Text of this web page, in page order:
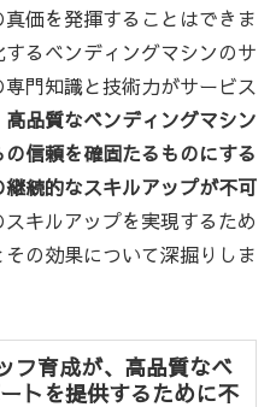
価を発揮することはできま
るベンディングマシンのサ
門知識と技術力がサービス
高品質なベンディングマシン
信頼を確固たるものにする
続的なスキルアップが不可
キルアップを実現するため
の効果について深掘りしま
フ育成が、高品質なベ
トを提供するために不